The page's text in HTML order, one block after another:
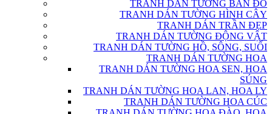
TRANH DÁN TƯỜNG BẢN ĐỒ
TRANH DÁN TƯỜNG HÌNH CÂY
TRANH DÁN TRẦN ĐẸP
TRANH DÁN TƯỜNG ĐỘNG VẬT
TRANH DÁN TƯỜNG HỒ, SÔNG, SUỐI
TRANH DÁN TƯỜNG HOA
TRANH DÁN TƯỜNG HOA SEN, HOA
SÚNG
TRANH DÁN TƯỜNG HOA LAN, HOA LY
TRANH DÁN TƯỜNG HOA CÚC